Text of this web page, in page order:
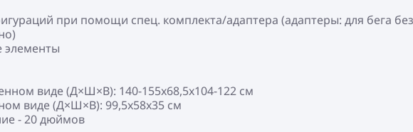
при помощи спец. комплекта/адаптера (адаптеры: для бега
виде (Д×Ш×В): 140-155x68,5x104-122 см
виде (Д×Ш×В): 99,5x58x35 см
- 20 дюймов